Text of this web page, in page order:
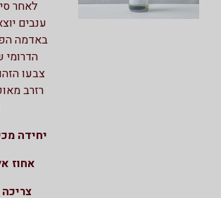
לאחר
ענבים
באדמה
צבעו
רזרב
יחידה מכילה
אחוז